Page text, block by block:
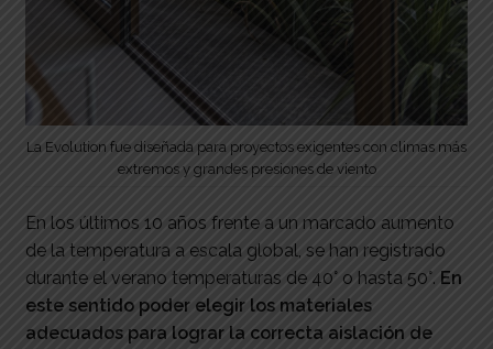
La Evolution fue diseñada para proyectos exigentes con climas más
extremos y grandes presiones de viento
En los últimos 10 años frente a un marcado aumento
de la temperatura a escala global, se han registrado
durante el verano temperaturas de 40° o hasta 50°. En
este sentido poder elegir los materiales
adecuados para lograr la correcta aislación de